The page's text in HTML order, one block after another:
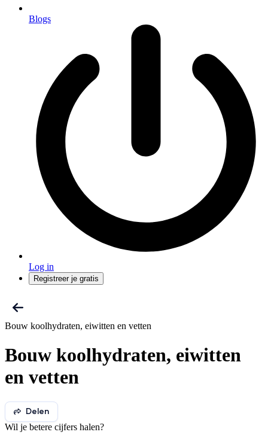
Blogs
Log in
Registreer je gratis
Bouw koolhydraten, eiwitten en vetten
Bouw koolhydraten, eiwitten
en vetten
Delen
Wil je betere cijfers halen?